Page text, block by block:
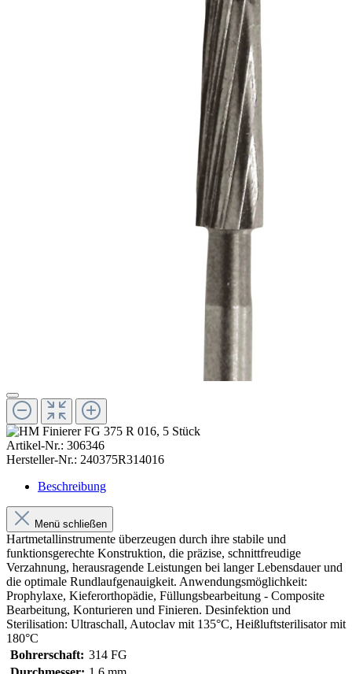
Artikel-Nr.: 306346
Hersteller-Nr.: 240375R314016
Beschreibung
Menü schließen
Hartmetallinstrumente überzeugen durch ihre stabile und
funktionsgerechte Konstruktion, die präzise, schnittfreudige
Verzahnung, herausragende Leistungen bei langer Lebensdauer und
die optimale Rundlaufgenauigkeit. Anwendungsmöglichkeit:
Prophylaxe, Kieferorthopädie, Füllungsbearbeitung - Composite
Bearbeitung, Konturieren und Finieren. Desinfektion und
Sterilisation: Ultraschall, Autoclav mit 135°C, Heißluftsterilisator mit
180°C
Bohrerschaft: 314 FG